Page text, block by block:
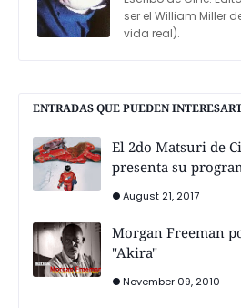
ser el William Miller
vida real).
ENTRADAS QUE PUEDEN
El 2do Matsuri de
presenta su
August 21, 2017
Morgan Freeman
"Akira"
November 09, 2010